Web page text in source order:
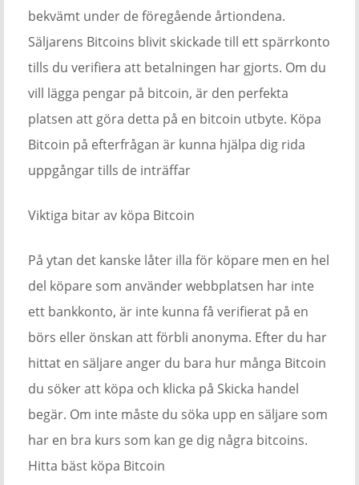
bekvämt under de föregående årtiondena.
Säljarens Bitcoins blivit skickade till ett spärrkonto
tills du verifiera att betalningen har gjorts. Om du
vill lägga pengar på bitcoin, är den perfekta
platsen att göra detta på en bitcoin utbyte. Köpa
Bitcoin på efterfrågan är kunna hjälpa dig rida
uppgångar tills de inträffar
Viktiga bitar av köpa Bitcoin
På ytan det kanske låter illa för köpare men en hel
del köpare som använder webbplatsen har inte
ett bankkonto, är inte kunna få verifierat på en
börs eller önskan att förbli anonyma. Efter du har
hittat en säljare anger du bara hur många Bitcoin
du söker att köpa och klicka på Skicka handel
begär. Om inte måste du söka upp en säljare som
har en bra kurs som kan ge dig några bitcoins.
Hitta bäst köpa Bitcoin